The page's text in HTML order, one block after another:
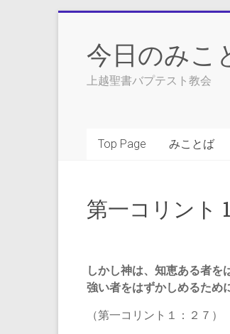
content今日のみこ
上越聖書バプテスト教会
Top Page みことば
第一コリント
しかし神は、知恵ある者を
強い者をはずかしめるため
（第一コリント１：２７）